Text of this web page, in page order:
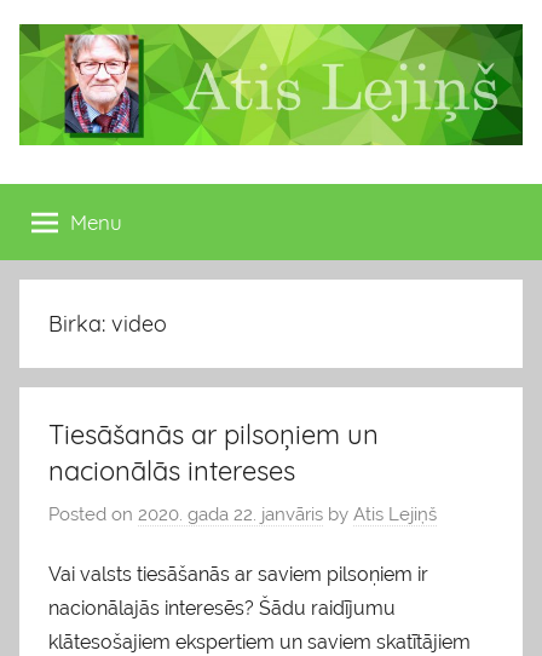
content
Atis
Lejiņš
13.
Saeimas
deputāts
Menu
Birka: video
Tiesāšanās ar pilsoņiem un
nacionālās intereses
Posted on 2020. gada 22. janvāris by Atis Lejiņš
Vai valsts tiesāšanās ar saviem pilsoņiem ir
nacionālajās interesēs? Šādu raidījumu
klātesošajiem ekspertiem un saviem skatītājiem